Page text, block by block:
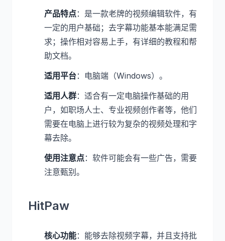
产品特点：是一款老牌的视频编辑软件，有
一定的用户基础；去字幕功能基本能满足需
求；操作相对容易上手，有详细的教程和帮
助文档。
适用平台：电脑端（Windows）。
适用人群：适合有一定电脑操作基础的用
户，如职场人士、专业视频创作者等，他们
需要在电脑上进行较为复杂的视频处理和字
幕去除。
使用注意点：软件可能会有一些广告，需要
注意甄别。
HitPaw
核心功能：能够去除视频字幕，并且支持批